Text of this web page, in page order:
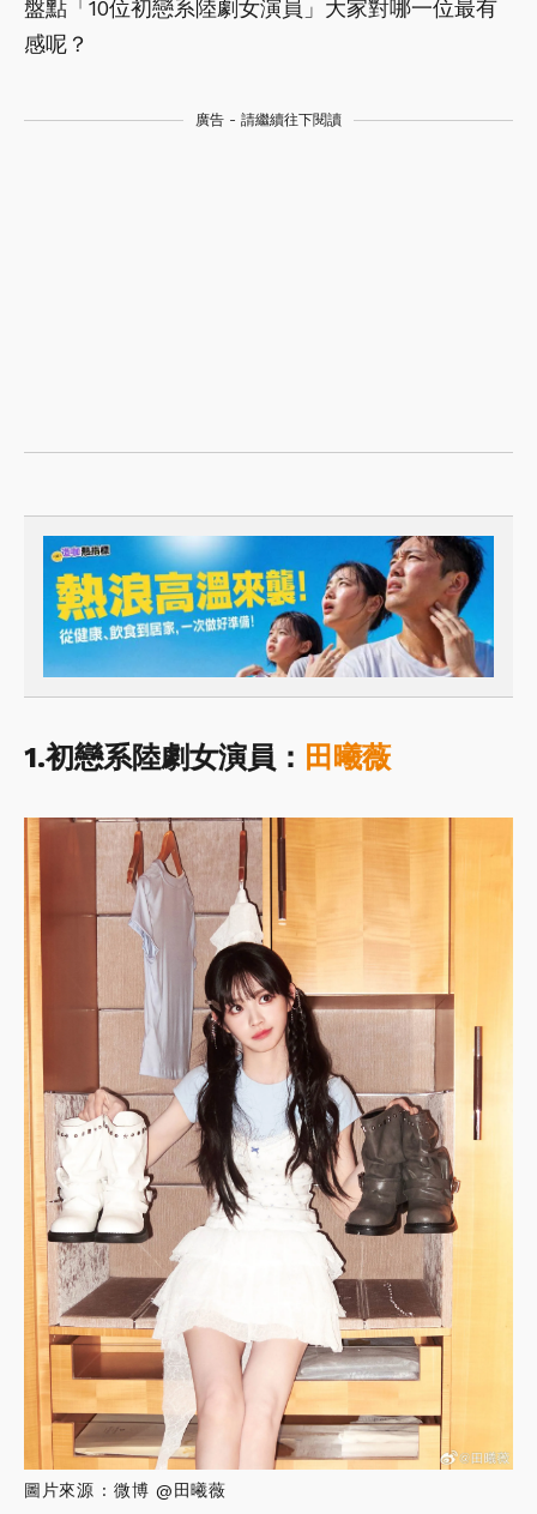
盤點「10位初戀系陸劇女演員」大家對哪一位最有
感呢？
廣告 - 請繼續往下閱讀
1.初戀系陸劇女演員： 田曦薇
圖片來源 : 微博 @田曦薇